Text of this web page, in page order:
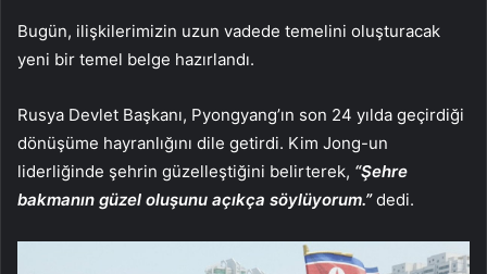
Bugün, ilişkilerimizin uzun vadede temelini oluşturacak
yeni bir temel belge hazırlandı.
Rusya Devlet Başkanı, Pyongyang’ın son 24 yılda geçirdiği
dönüşüme hayranlığını dile getirdi. Kim Jong-un
liderliğinde şehrin güzelleştiğini belirterek, “Şehre
bakmanın güzel oluşunu açıkça söylüyorum.”dedi.